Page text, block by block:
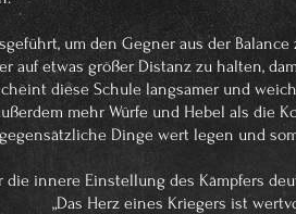
um den Gegner aus der Balance
auf etwas größer Distanz zu halten,
diese Schule langsamer und
mehr Würfe und Hebel als die
Dinge wert legen und
die innere Einstellung des Kämpfers
„Das Herz eines Kriegers ist